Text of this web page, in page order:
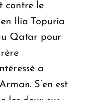
contre le
Ilia Topuria
Qatar pour
a
S’en est